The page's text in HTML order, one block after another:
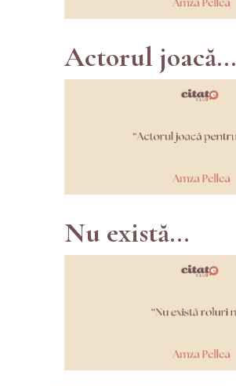
Actorul joacă...
Nu există...